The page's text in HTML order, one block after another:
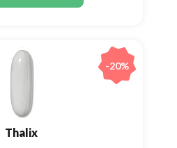
Thalix
-20%